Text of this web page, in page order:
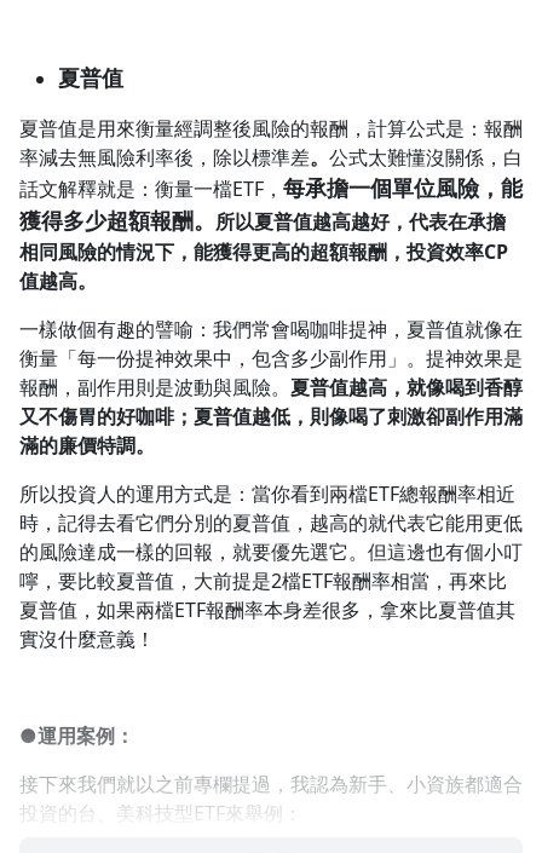
夏普值
夏普值是用來衡量經調整後風險的報酬，計算公式是：報酬
率減去無風險利率後，除以標準差。 公式太難懂沒關係，白
話文解釋就是：衡量一檔ETF， 每承擔一個單位風險，能
獲得多少超額報酬。 所以夏普值越高越好，代表在承擔
相同風險的情況下，能獲得更高的超額報酬，投資效率CP
值越高。
一樣做個有趣的譬喻：我們常會喝咖啡提神，夏普值就像在
衡量「每一份提神效果中，包含多少副作用」。提神效果是
報酬，副作用則是波動與風險。 夏普值越高，就像喝到香醇
又不傷胃的好咖啡；夏普值越低，則像喝了刺激卻副作用滿
滿的廉價特調。
所以投資人的運用方式是：當你看到兩檔ETF總報酬率相近
時，記得去看它們分別的夏普值，越高的就代表它能用更低
的風險達成一樣的回報，就要優先選它。但這邊也有個小叮
嚀，要比較夏普值，大前提是2檔ETF報酬率相當，再來比
夏普值，如果兩檔ETF報酬率本身差很多，拿來比夏普值其
實沒什麼意義！
●運用案例：
接下來我們就以之前專欄提過，我認為新手、小資族都適合
投資的台、美科技型ETF來舉例：